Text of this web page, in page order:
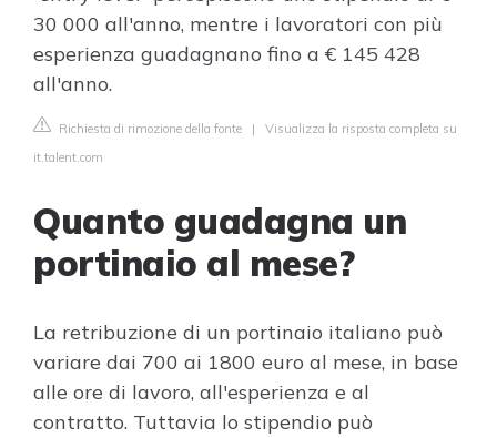
30 000 all'anno, mentre i lavoratori con più
esperienza guadagnano fino a € 145 428
all'anno.
Richiesta di rimozione della fonte | Visualizza la risposta completa su
it.talent.com
Quanto guadagna un
portinaio al mese?
La retribuzione di un portinaio italiano può
variare dai 700 ai 1800 euro al mese, in base
alle ore di lavoro, all'esperienza e al
contratto. Tuttavia lo stipendio può